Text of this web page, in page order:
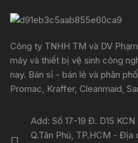
Công ty TNHH TM và DV
máy và thiết bị vệ sinh công
nay. Bán sỉ - bán lẻ và phân
Promac, Kraffer, Cleanmaid,
Add: Số 17-19 Đ. D15
Q.Tân Phú, TP.HCM - Địa